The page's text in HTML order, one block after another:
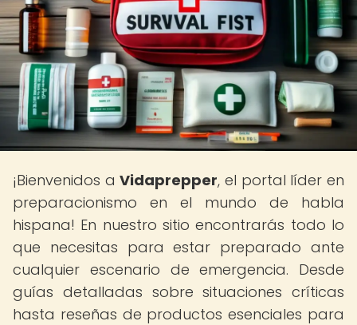
¡Bienvenidos aVidaprepper, el portal líder en
preparacionismo en el mundo de habla
hispana! En nuestro sitio encontrarás todo lo
que necesitas para estar preparado ante
cualquier escenario de emergencia. Desde
guías detalladas sobre situaciones críticas
hasta reseñas de productos esenciales para